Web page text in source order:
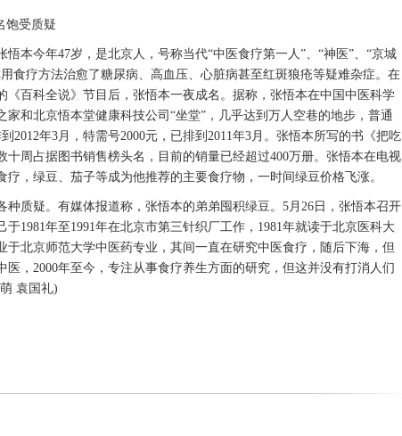
受质疑
今年47岁，是北京人，号称当代“中医食疗第一人”、“神医”、“京城
食疗方法治愈了糖尿病、高血压、心脏病甚至红斑狼疮等疑难杂症。在
《百科全说》节目后，张悟本一夜成名。据称，张悟本在中国中医科学
家和北京悟本堂健康科技公司“坐堂”，几乎达到万人空巷的地步，普通
2012年3月，特需号2000元，已排到2011年3月。张悟本所写的书《把吃
十周占据图书销售榜头名，目前的销量已经超过400万册。张悟本在电视
疗，绿豆、茄子等成为他推荐的主要食疗物，一时间绿豆价格飞涨。
质疑。有媒体报道称，张悟本的弟弟囤积绿豆。5月26日，张悟本召开
于1981年至1991年在北京市第三针织厂工作，1981年就读于北京医科大
于北京师范大学中医药专业，其间一直在研究中医食疗，随后下海，但
医，2000年至今，专注从事食疗养生方面的研究，但这并没有打消人们
袁国礼)